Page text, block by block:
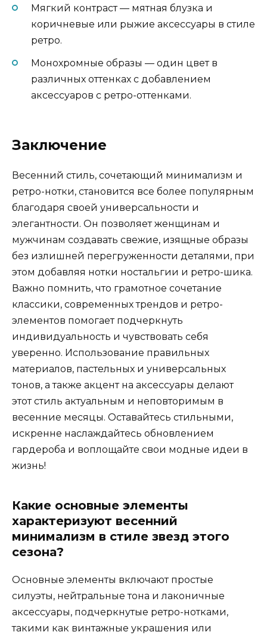
Мягкий контраст — мятная блузка и
коричневые или рыжие аксессуары в стиле
ретро.
Монохромные образы — один цвет в
различных оттенках с добавлением
аксессуаров с ретро-оттенками.
Заключение
Весенний стиль, сочетающий минимализм и
ретро-нотки, становится все более популярным
благодаря своей универсальности и
элегантности. Он позволяет женщинам и
мужчинам создавать свежие, изящные образы
без излишней перегруженности деталями, при
этом добавляя нотки ностальгии и ретро-шика.
Важно помнить, что грамотное сочетание
классики, современных трендов и ретро-
элементов помогает подчеркнуть
индивидуальность и чувствовать себя
уверенно. Использование правильных
материалов, пастельных и универсальных
тонов, а также акцент на аксессуары делают
этот стиль актуальным и неповторимым в
весенние месяцы. Оставайтесь стильными,
искренне наслаждайтесь обновлением
гардероба и воплощайте свои модные идеи в
жизнь!
Какие основные элементы
характеризуют весенний
минимализм в стиле звезд этого
сезона?
Основные элементы включают простые
силуэты, нейтральные тона и лаконичные
аксессуары, подчеркнутые ретро-нотками,
такими как винтажные украшения или